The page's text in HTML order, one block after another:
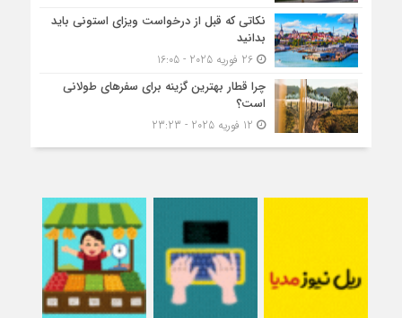
نکاتی که قبل از درخواست ویزای استونی باید
بدانید
26 فوریه 2025 - 16:05
چرا قطار بهترین گزینه برای سفرهای طولانی
است؟